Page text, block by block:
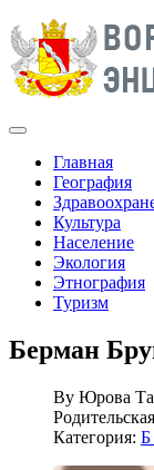
Главная
География
Культура
Население
Экология
Этнография
Туризм
Берман
By Юрова
Категория: Б